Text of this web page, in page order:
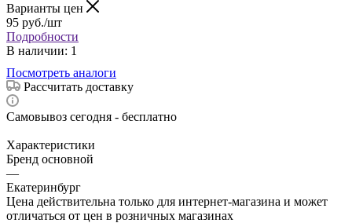
Варианты цен
95 руб./шт
Подробности
В наличии: 1
Посмотреть аналоги
Рассчитать доставку
Самовывоз сегодня - бесплатно
Характеристики
Бренд основной
—
Екатеринбург
Цена действительна только для интернет-магазина и может
отличаться от цен в розничных магазинах